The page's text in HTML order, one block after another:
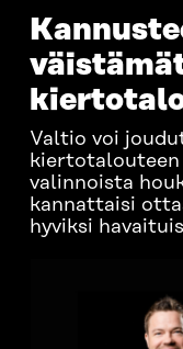
Valtio voi
kiertotalouteen
valinnoista
kannattaisi
hyviksi